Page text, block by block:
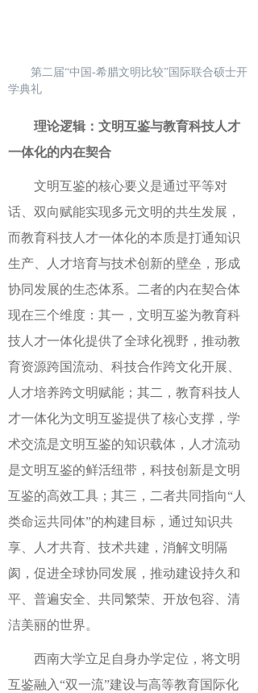
第二届“中国-希腊文明比较”国际联合硕士开
学典礼
理论逻辑：文明互鉴与教育科技人才
一体化的内在契合
文明互鉴的核心要义是通过平等对
话、双向赋能实现多元文明的共生发展，
而教育科技人才一体化的本质是打通知识
生产、人才培育与技术创新的壁垒，形成
协同发展的生态体系。二者的内在契合体
现在三个维度：其一，文明互鉴为教育科
技人才一体化提供了全球化视野，推动教
育资源跨国流动、科技合作跨文化开展、
人才培养跨文明赋能；其二，教育科技人
才一体化为文明互鉴提供了核心支撑，学
术交流是文明互鉴的知识载体，人才流动
是文明互鉴的鲜活纽带，科技创新是文明
互鉴的高效工具；其三，二者共同指向“人
类命运共同体”的构建目标，通过知识共
享、人才共育、技术共建，消解文明隔
阂，促进全球协同发展，推动建设持久和
平、普遍安全、共同繁荣、开放包容、清
洁美丽的世界。
西南大学立足自身办学定位，将文明
互鉴融入“双一流”建设与高等教育国际化